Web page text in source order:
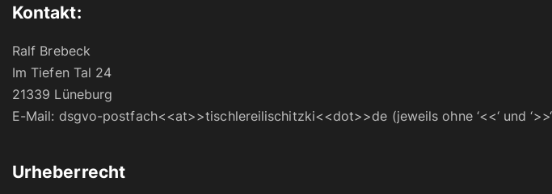
Kontakt:
Ralf Brebeck
Im Tiefen Tal 24
21339 Lüneburg
E-Mail: dsgvo-postfach<<at>>tischlereilischitzki<<dot>>de (jeweils ohne ‘<<‘ und
Urheberrecht